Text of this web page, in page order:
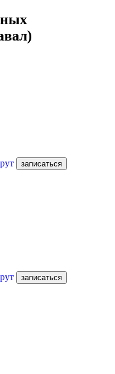
записаться
записаться